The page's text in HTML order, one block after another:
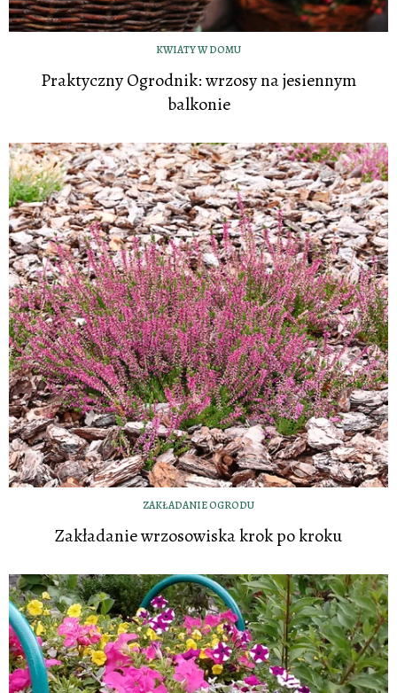
KWIATY W DOMU
Praktyczny Ogrodnik: wrzosy na jesiennym
balkonie
ZAKŁADANIE OGRODU
Zakładanie wrzosowiska krok po kroku